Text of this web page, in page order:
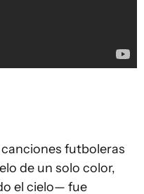
futboleras
de un solo color,
el cielo— fue